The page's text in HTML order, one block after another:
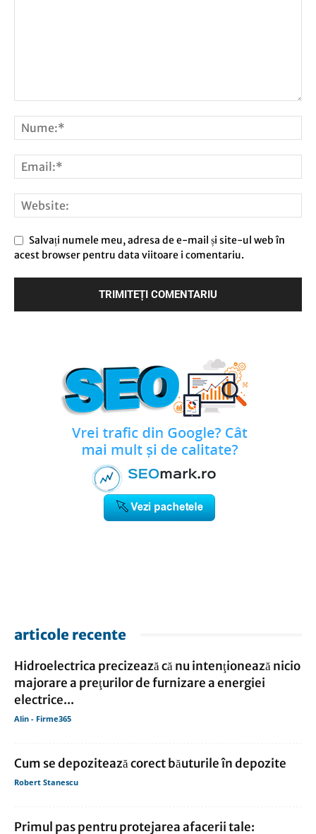
Salvați numele meu, adresa de e-mail și site-ul web în
acest browser pentru data viitoare i comentariu.
articole recente
Hidroelectrica precizează că nu intenţionează nicio
majorare a preţurilor de furnizare a energiei
electrice...
Alin - Firme365
Cum se depozitează corect băuturile în depozite
Robert Stanescu
Primul pas pentru protejarea afacerii tale: